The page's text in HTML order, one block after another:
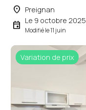
place Preignan
event Le 9 octobre 2025
Modifié le 11 juin
Variation de prix